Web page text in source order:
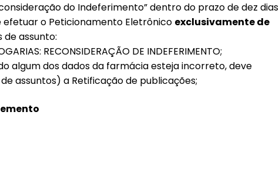
do Indeferimento” dentro do prazo de dez dias
efetuar o Peticionamento Eletrônico exclusivamente de
de assunto:
RECONSIDERAÇÃO DE INDEFERIMENTO;
algum dos dados da farmácia esteja incorreto, deve
assuntos) a Retificação de publicações;